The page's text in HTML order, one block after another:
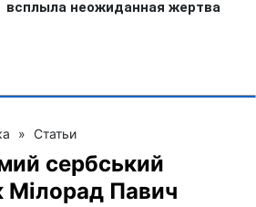
» Статьи
сербський
Мілорад Павич